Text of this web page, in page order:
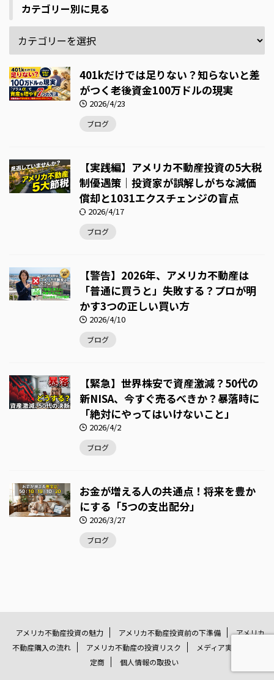
カテゴリー別に見る
401kだけでは足りない？知らないと差
がつく老後資金100万ドルの現実
2026/4/23
ブログ
【実践編】アメリカ不動産投資の5大税
制優遇策｜投資家が誤解しがちな減価
償却と1031エクスチェンジの盲点
2026/4/17
ブログ
【警告】2026年、アメリカ不動産は
「普通に買うと」失敗する？プロが明
かす3つの正しい買い方
2026/4/10
ブログ
【緊急】世界株安で資産激減？50代の
新NISA、今すぐ売るべきか？暴落時に
「絶対にやってはいけないこと」
2026/4/2
ブログ
お金が増える人の共通点！将来を豊か
にする「5つの支出配分」
2026/3/27
ブログ
アメリカ不動産投資の魅力 アメリカ不動産投資前の下準備
アメリカ
不動産購入の流れ
アメリカ不動産の投資リスク メディア実績
定商
個人情報の取扱い